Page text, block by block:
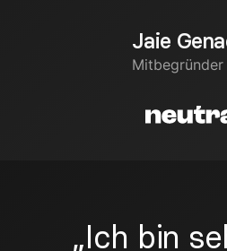
Jaie
Mitbegründer
„Ich bin